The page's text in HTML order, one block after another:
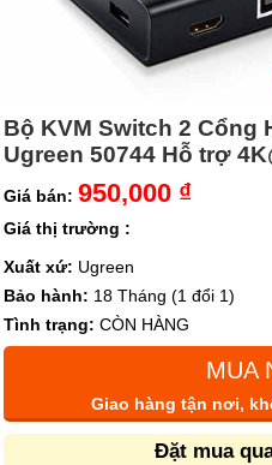
Bộ KVM Switch 2 Cổng
Ugreen 50744 Hỗ trợ
Giá bán: 950,000 ₫
Giá thị trường :
Xuất xứ: Ugreen
Bảo hành: 18 Tháng (1 đổi 1)
Tình trạng: CÒN HÀNG
MUA
Giao hàng tận nơi,
Đặt mua